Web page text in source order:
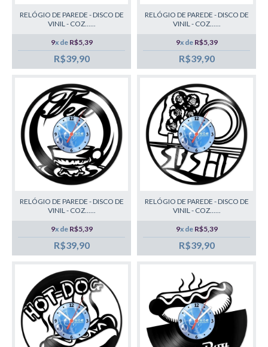
RELÓGIO DE PAREDE - DISCO DE
VINIL - COZ......
9x de R$5,39
R$39,90
RELÓGIO DE PAREDE - DISCO DE
VINIL - COZ......
9x de R$5,39
R$39,90
RELÓGIO DE PAREDE - DISCO DE
VINIL - COZ......
9x de R$5,39
R$39,90
RELÓGIO DE PAREDE - DISCO DE
VINIL - COZ......
9x de R$5,39
R$39,90